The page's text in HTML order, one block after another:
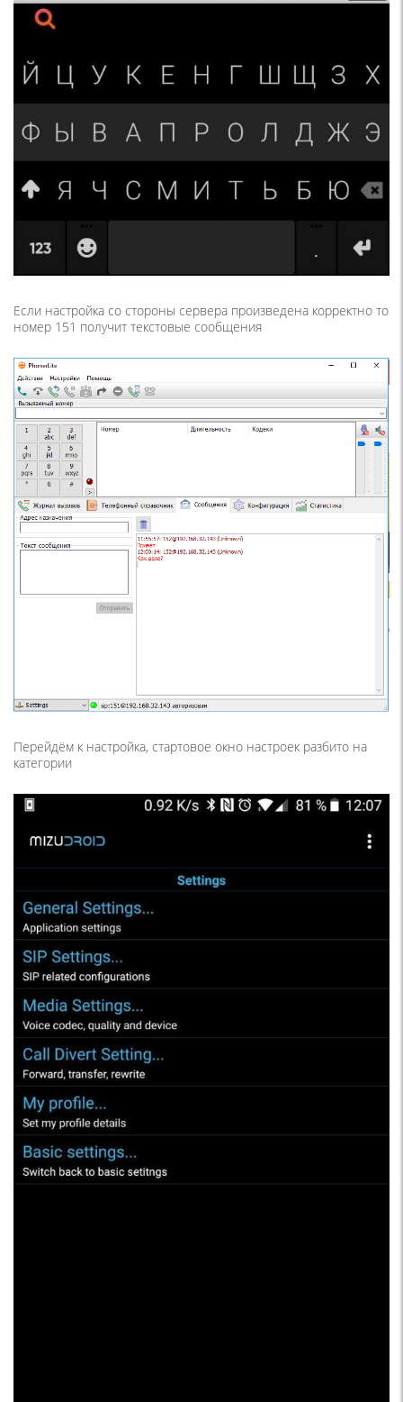
Если настройка со стороны сервера произведена корректно то
номер 151 получит текстовые сообщения
Перейдём к настройка, стартовое окно настроек разбито на
категории